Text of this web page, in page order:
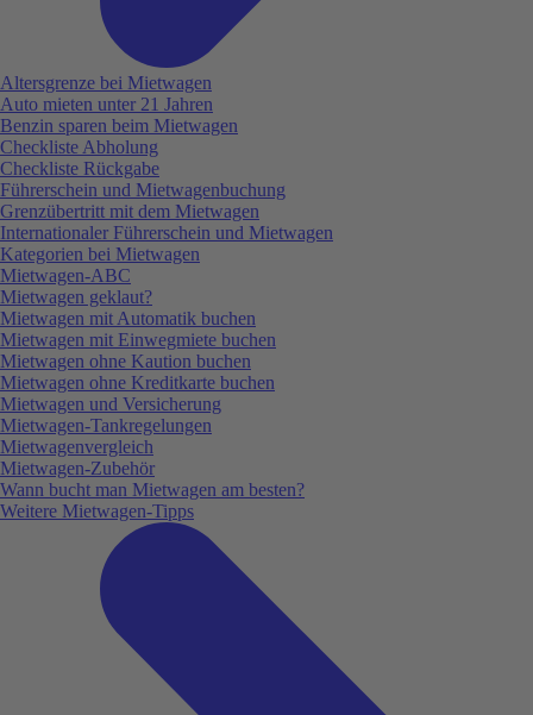
Altersgrenze bei Mietwagen
Auto mieten unter 21 Jahren
Benzin sparen beim Mietwagen
Checkliste Abholung
Checkliste Rückgabe
Führerschein und Mietwagenbuchung
Grenzübertritt mit dem Mietwagen
Internationaler Führerschein und Mietwagen
Kategorien bei Mietwagen
Mietwagen-ABC
Mietwagen geklaut?
Mietwagen mit Automatik buchen
Mietwagen mit Einwegmiete buchen
Mietwagen ohne Kaution buchen
Mietwagen ohne Kreditkarte buchen
Mietwagen und Versicherung
Mietwagen-Tankregelungen
Mietwagenvergleich
Mietwagen-Zubehör
Wann bucht man Mietwagen am besten?
Weitere Mietwagen-Tipps